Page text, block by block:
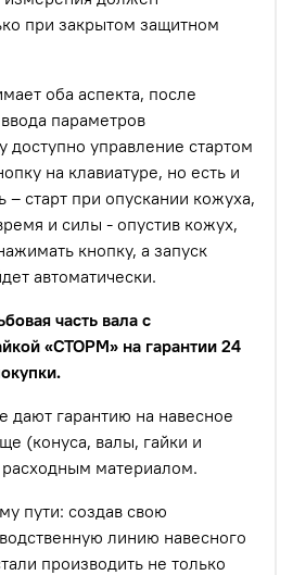
при закрытом защитном
оба аспекта, после
параметров
доступно управление стартом
на клавиатуре, но есть и
– старт при опускании кожуха,
и силы - опустив кожух,
кнопку, а запуск
автоматически.
часть вала с
«СТОРМ» на гарантии 24
дают гарантию на навесное
(конуса, валы, гайки и
расходным материалом.
пути: создав свою
линию навесного
производить не только